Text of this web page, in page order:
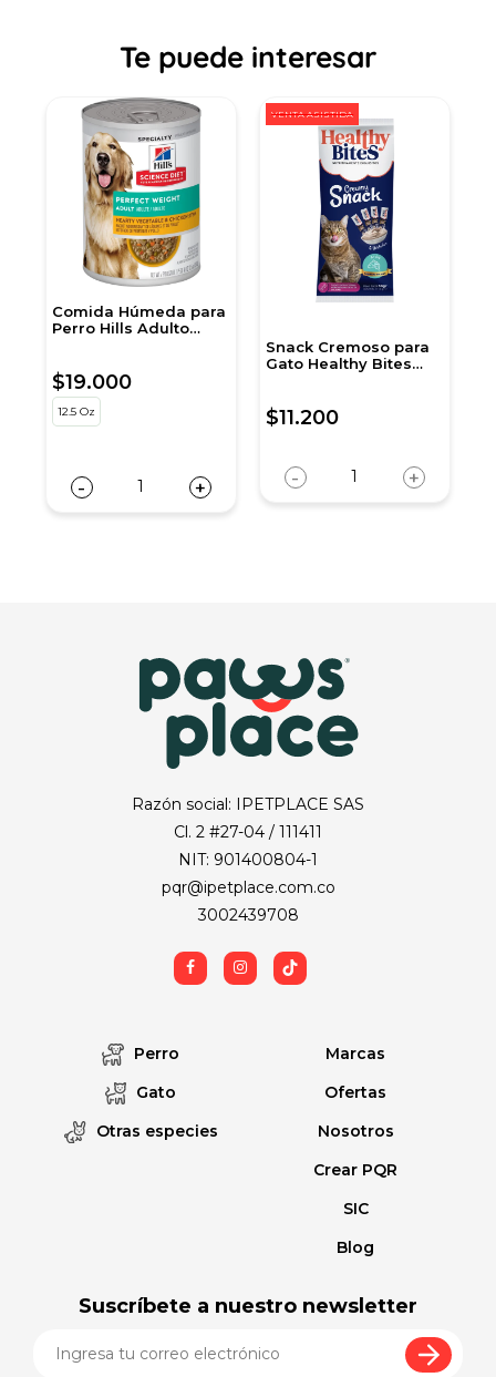
Te puede interesar
Comida Húmeda para
Perro Hills Adulto
$19.000
12.5 Oz
- +
VENTA ASISTIDA
Snack Cremoso para
Gato Healthy Bites
$11.200
- +
Razón social: IPETPLACE SAS
Cl. 2 #27-04 / 111411
NIT: 901400804-1
pqr@ipetplace.com.co
3002439708
Perro
Gato
Otras especies
Marcas
Ofertas
Nosotros
Crear PQR
SIC
Blog
Suscríbete a nuestro newsletter